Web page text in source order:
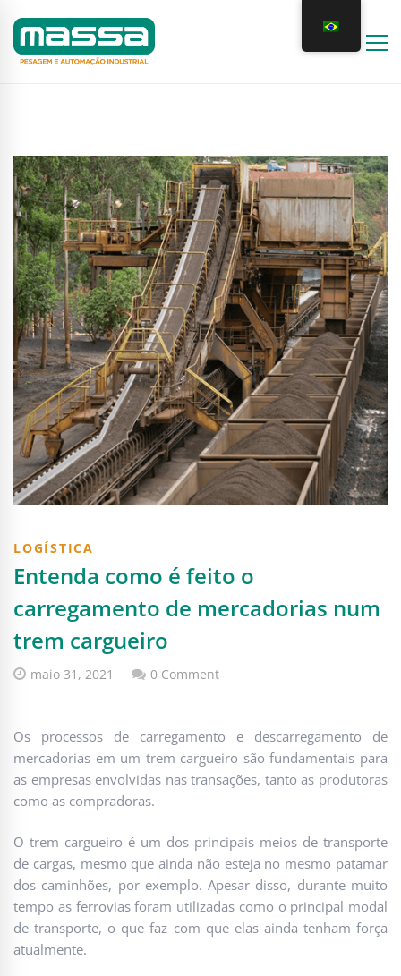
LOGÍSTICA
Entenda como é feito o
carregamento de mercadorias num
trem cargueiro
maio 31, 2021 0 Comment
Os processos de carregamento e descarregamento de
mercadorias em um trem cargueiro são fundamentais para
as empresas envolvidas nas transações, tanto as produtoras
como as compradoras.
O trem cargueiro é um dos principais meios de transporte
de cargas, mesmo que ainda não esteja no mesmo patamar
dos caminhões, por exemplo. Apesar disso, durante muito
tempo as ferrovias foram utilizadas como o principal modal
de transporte, o que faz com que elas ainda tenham força
atualmente.